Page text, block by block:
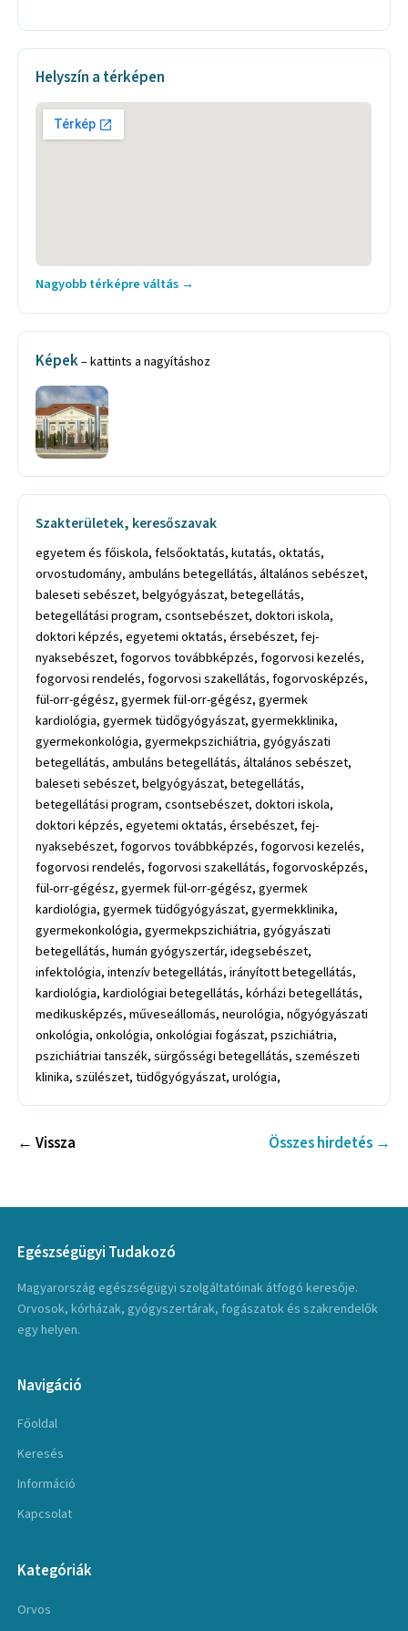
Helyszín a térképen
Nagyobb térképre váltás →
Képek– kattints a nagyításhoz
Szakterületek, keresőszavak
egyetem és főiskola, felsőoktatás, kutatás, oktatás,
orvostudomány, ambuláns betegellátás, általános sebészet,
baleseti sebészet, belgyógyászat, betegellátás,
betegellátási program, csontsebészet, doktori iskola,
doktori képzés, egyetemi oktatás, érsebészet, fej-
nyaksebészet, fogorvos továbbképzés, fogorvosi kezelés,
fogorvosi rendelés, fogorvosi szakellátás, fogorvosképzés,
fül-orr-gégész, gyermek fül-orr-gégész, gyermek
kardiológia, gyermek tüdőgyógyászat, gyermekklinika,
gyermekonkológia, gyermekpszichiátria, gyógyászati
betegellátás, ambuláns betegellátás, általános sebészet,
baleseti sebészet, belgyógyászat, betegellátás,
betegellátási program, csontsebészet, doktori iskola,
doktori képzés, egyetemi oktatás, érsebészet, fej-
nyaksebészet, fogorvos továbbképzés, fogorvosi kezelés,
fogorvosi rendelés, fogorvosi szakellátás, fogorvosképzés,
fül-orr-gégész, gyermek fül-orr-gégész, gyermek
kardiológia, gyermek tüdőgyógyászat, gyermekklinika,
gyermekonkológia, gyermekpszichiátria, gyógyászati
betegellátás, humán gyógyszertár, idegsebészet,
infektológia, intenzív betegellátás, irányított betegellátás,
kardiológia, kardiológiai betegellátás, kórházi betegellátás,
medikusképzés, műveseállomás, neurológia, nőgyógyászati
onkológia, onkológia, onkológiai fogászat, pszichiátria,
pszichiátriai tanszék, sürgősségi betegellátás, szemészeti
klinika, szülészet, tüdőgyógyászat, urológia,
← Vissza Összes hirdetés →
Egészségügyi Tudakozó
Magyarország egészségügyi szolgáltatóinak átfogó keresője.
Orvosok, kórházak, gyógyszertárak, fogászatok és szakrendelők
egy helyen.
Navigáció
Főoldal
Keresés
Információ
Kapcsolat
Kategóriák
Orvos